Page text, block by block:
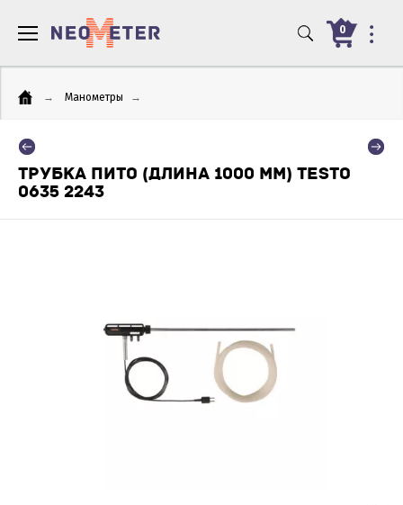
0
→ Манометры →
ТРУБКА ПИТО (ДЛИНА 1000 ММ) TESTO
0635 2243